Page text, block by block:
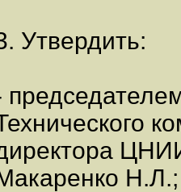
Утвердить:
Н.Л.;